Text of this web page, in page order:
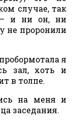
случае, так
— и ни он, ни
не проронили
я
зал, хоть и
в толпе.
на меня и
заседания.